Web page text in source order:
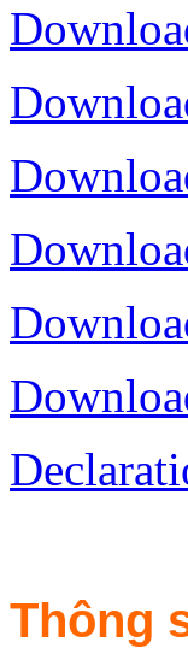
Thông